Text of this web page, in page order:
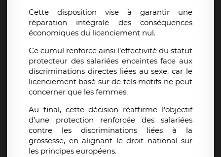
Cette disposition vise à garantir une
réparation intégrale des conséquences
économiques du licenciement nul.
Ce cumul renforce ainsi l’effectivité du statut
protecteur des salariées enceintes face aux
discriminations directes liées au sexe, car le
licenciement basé sur de tels motifs ne peut
concerner que les femmes.
Au final, cette décision réaffirme l’objectif
d’une protection renforcée des salariées
contre les discriminations liées à la
grossesse, en alignant le droit national sur
les principes européens.